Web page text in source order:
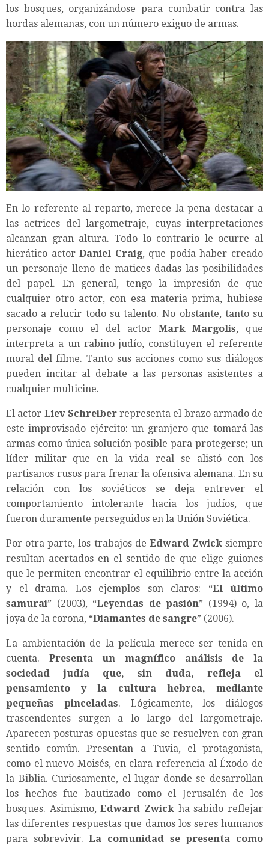
los bosques, organizándose para combatir contra las
hordas alemanas, con un número exiguo de armas.
En lo referente al reparto, merece la pena destacar a
las actrices del largometraje, cuyas interpretaciones
alcanzan gran altura. Todo lo contrario le ocurre al
hierático actorDaniel Craig, que podía haber creado
un personaje lleno de matices dadas las posibilidades
del papel. En general, tengo la impresión de que
cualquier otro actor, con esa materia prima, hubiese
sacado a relucir todo su talento. No obstante, tanto su
personaje como el del actor Mark Margolis, que
interpreta a un rabino judío, constituyen el referente
moral del filme. Tanto sus acciones como sus diálogos
pueden incitar al debate a las personas asistentes a
cualquier multicine.
El actor Liev Schreiberrepresenta el brazo armado de
este improvisado ejército: un granjero que tomará las
armas como única solución posible para protegerse; un
líder militar que en la vida real se alistó con los
partisanos rusos para frenar la ofensiva alemana. En su
relación con los soviéticos se deja entrever el
comportamiento intolerante hacia los judíos, que
fueron duramente perseguidos en la Unión Soviética.
Por otra parte, los trabajos de Edward Zwick siempre
resultan acertados en el sentido de que elige guiones
que le permiten encontrar el equilibrio entre la acción
y el drama. Los ejemplos son claros: “El último
samurai” (2003), “Leyendas de pasión” (1994) o, la
joya de la corona, “Diamantes de sangre” (2006).
La ambientación de la película merece ser tenida en
cuenta. Presenta un magnífico análisis de la
sociedad judía que, sin duda, refleja el
pensamiento y la cultura hebrea, mediante
pequeñas pinceladas. Lógicamente, los diálogos
trascendentes surgen a lo largo del largometraje.
Aparecen posturas opuestas que se resuelven con gran
sentido común. Presentan a Tuvia, el protagonista,
como el nuevo Moisés, en clara referencia al Éxodo de
la Biblia. Curiosamente, el lugar donde se desarrollan
los hechos fue bautizado como el Jerusalén de los
bosques. Asimismo,Edward Zwick ha sabido reflejar
las diferentes respuestas que damos los seres humanos
para sobrevivir.La comunidad se presenta como